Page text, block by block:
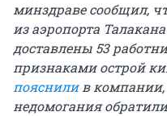
минздраве сообщил,
из аэропорта
доставлены 53
признаками острой
пояснилив компании,
недомогания